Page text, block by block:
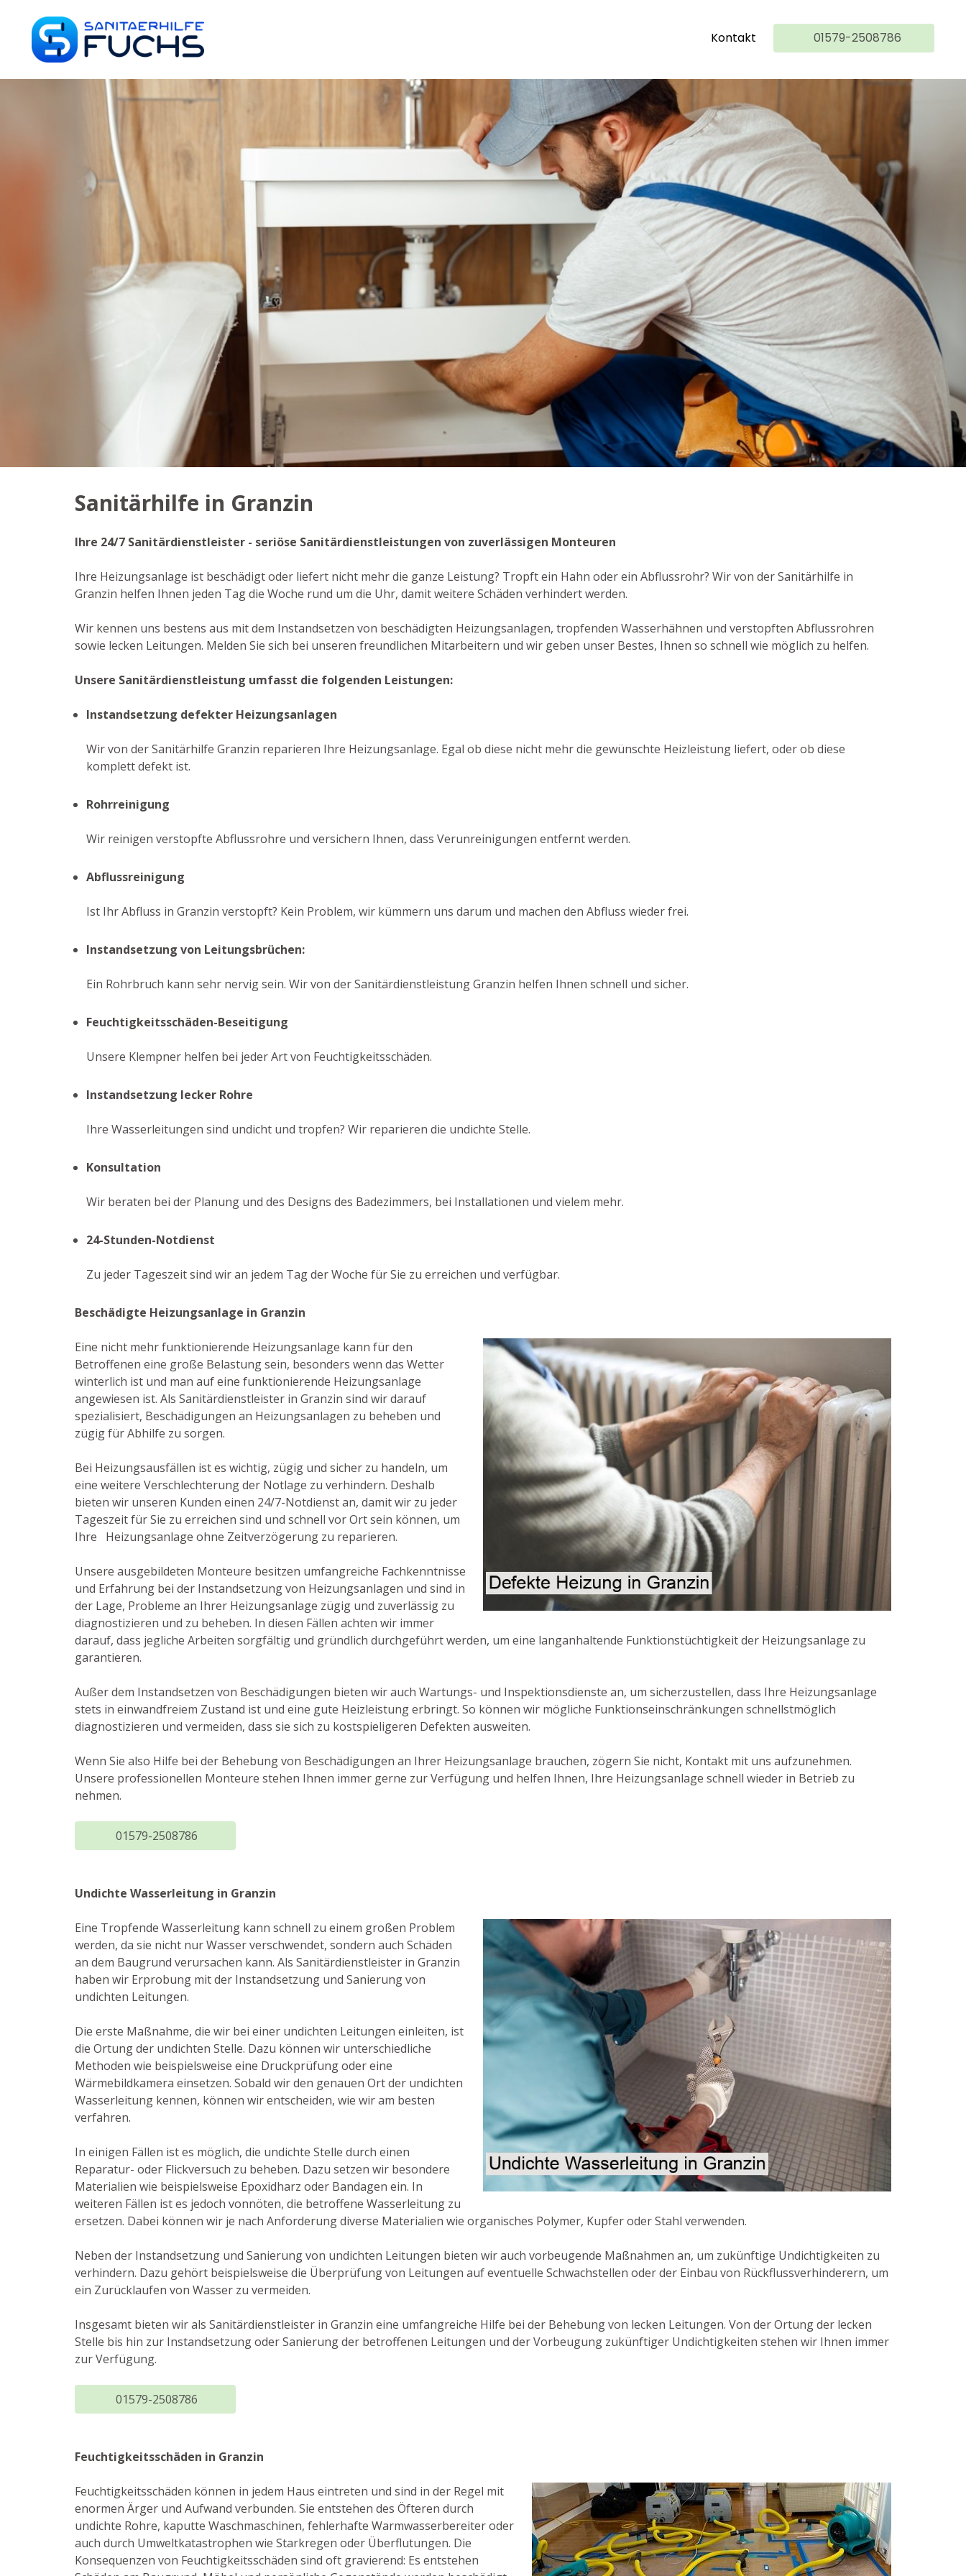
Kontakt 01579-2508786
Sanitärhilfe in Granzin
Ihre 24/7 Sanitärdienstleister - seriöse Sanitärdienstleistungen von zuverlässigen Monteuren
Ihre Heizungsanlage ist beschädigt oder liefert nicht mehr die ganze Leistung? Tropft ein Hahn oder ein Abflussrohr? Wir von der Sanitärhilfe in
Granzin helfen Ihnen jeden Tag die Woche rund um die Uhr, damit weitere Schäden verhindert werden.
Wir kennen uns bestens aus mit dem Instandsetzen von beschädigten Heizungsanlagen, tropfenden Wasserhähnen und verstopften Abflussrohren
sowie lecken Leitungen. Melden Sie sich bei unseren freundlichen Mitarbeitern und wir geben unser Bestes, Ihnen so schnell wie möglich zu helfen.
Unsere Sanitärdienstleistung umfasst die folgenden Leistungen:
Instandsetzung defekter Heizungsanlagen
Wir von der Sanitärhilfe Granzin reparieren Ihre Heizungsanlage. Egal ob diese nicht mehr die gewünschte Heizleistung liefert, oder ob diese
komplett defekt ist.
Rohrreinigung
Wir reinigen verstopfte Abflussrohre und versichern Ihnen, dass Verunreinigungen entfernt werden.
Abflussreinigung
Ist Ihr Abfluss in Granzin verstopft? Kein Problem, wir kümmern uns darum und machen den Abfluss wieder frei.
Instandsetzung von Leitungsbrüchen:
Ein Rohrbruch kann sehr nervig sein. Wir von der Sanitärdienstleistung Granzin helfen Ihnen schnell und sicher.
Feuchtigkeitsschäden-Beseitigung
Unsere Klempner helfen bei jeder Art von Feuchtigkeitsschäden.
Instandsetzung lecker Rohre
Ihre Wasserleitungen sind undicht und tropfen? Wir reparieren die undichte Stelle.
Konsultation
Wir beraten bei der Planung und des Designs des Badezimmers, bei Installationen und vielem mehr.
24-Stunden-Notdienst
Zu jeder Tageszeit sind wir an jedem Tag der Woche für Sie zu erreichen und verfügbar.
Beschädigte Heizungsanlage in Granzin
Eine nicht mehr funktionierende Heizungsanlage kann für den
Betroffenen eine große Belastung sein, besonders wenn das Wetter
winterlich ist und man auf eine funktionierende Heizungsanlage
angewiesen ist. Als Sanitärdienstleister in Granzin sind wir darauf
spezialisiert, Beschädigungen an Heizungsanlagen zu beheben und
zügig für Abhilfe zu sorgen.
Bei Heizungsausfällen ist es wichtig, zügig und sicher zu handeln, um
eine weitere Verschlechterung der Notlage zu verhindern. Deshalb
bieten wir unseren Kunden einen 24/7-Notdienst an, damit wir zu jeder
Tageszeit für Sie zu erreichen sind und schnell vor Ort sein können, um
Ihre Heizungsanlage ohne Zeitverzögerung zu reparieren.
Unsere ausgebildeten Monteure besitzen umfangreiche Fachkenntnisse
und Erfahrung bei der Instandsetzung von Heizungsanlagen und sind in
der Lage, Probleme an Ihrer Heizungsanlage zügig und zuverlässig zu
diagnostizieren und zu beheben. In diesen Fällen achten wir immer
darauf, dass jegliche Arbeiten sorgfältig und gründlich durchgeführt werden, um eine langanhaltende Funktionstüchtigkeit der Heizungsanlage zu
garantieren.
Außer dem Instandsetzen von Beschädigungen bieten wir auch Wartungs- und Inspektionsdienste an, um sicherzustellen, dass Ihre Heizungsanlage
stets in einwandfreiem Zustand ist und eine gute Heizleistung erbringt. So können wir mögliche Funktionseinschränkungen schnellstmöglich
diagnostizieren und vermeiden, dass sie sich zu kostspieligeren Defekten ausweiten.
Wenn Sie also Hilfe bei der Behebung von Beschädigungen an Ihrer Heizungsanlage brauchen, zögern Sie nicht, Kontakt mit uns aufzunehmen.
Unsere professionellen Monteure stehen Ihnen immer gerne zur Verfügung und helfen Ihnen, Ihre Heizungsanlage schnell wieder in Betrieb zu
nehmen.
01579-2508786
Undichte Wasserleitung in Granzin
Eine Tropfende Wasserleitung kann schnell zu einem großen Problem
werden, da sie nicht nur Wasser verschwendet, sondern auch Schäden
an dem Baugrund verursachen kann. Als Sanitärdienstleister in Granzin
haben wir Erprobung mit der Instandsetzung und Sanierung von
undichten Leitungen.
Die erste Maßnahme, die wir bei einer undichten Leitungen einleiten, ist
die Ortung der undichten Stelle. Dazu können wir unterschiedliche
Methoden wie beispielsweise eine Druckprüfung oder eine
Wärmebildkamera einsetzen. Sobald wir den genauen Ort der undichten
Wasserleitung kennen, können wir entscheiden, wie wir am besten
verfahren.
In einigen Fällen ist es möglich, die undichte Stelle durch einen
Reparatur- oder Flickversuch zu beheben. Dazu setzen wir besondere
Materialien wie beispielsweise Epoxidharz oder Bandagen ein. In
weiteren Fällen ist es jedoch vonnöten, die betroffene Wasserleitung zu
ersetzen. Dabei können wir je nach Anforderung diverse Materialien wie organisches Polymer, Kupfer oder Stahl verwenden.
Neben der Instandsetzung und Sanierung von undichten Leitungen bieten wir auch vorbeugende Maßnahmen an, um zukünftige Undichtigkeiten zu
verhindern. Dazu gehört beispielsweise die Überprüfung von Leitungen auf eventuelle Schwachstellen oder der Einbau von Rückflussverhinderern, um
ein Zurücklaufen von Wasser zu vermeiden.
Insgesamt bieten wir als Sanitärdienstleister in Granzin eine umfangreiche Hilfe bei der Behebung von lecken Leitungen. Von der Ortung der lecken
Stelle bis hin zur Instandsetzung oder Sanierung der betroffenen Leitungen und der Vorbeugung zukünftiger Undichtigkeiten stehen wir Ihnen immer
zur Verfügung.
01579-2508786
Feuchtigkeitsschäden in Granzin
Feuchtigkeitsschäden können in jedem Haus eintreten und sind in der Regel mit
enormen Ärger und Aufwand verbunden. Sie entstehen des Öfteren durch
undichte Rohre, kaputte Waschmaschinen, fehlerhafte Warmwasserbereiter oder
auch durch Umweltkatastrophen wie Starkregen oder Überflutungen. Die
Konsequenzen von Feuchtigkeitsschäden sind oft gravierend: Es entstehen